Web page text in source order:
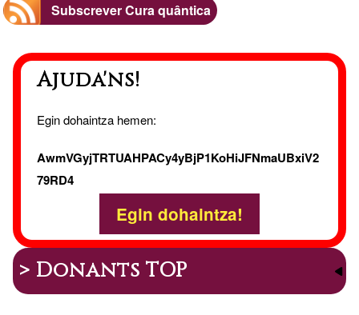
/
Subscrever Cura quântica
Ajuda'ns!
Egin dohaintza hemen:
AwmVGyjTRTUAHPACy4yBjP1KoHiJFNmaUBxiV2
79RD4
Egin dohaintza!
> Donants TOP